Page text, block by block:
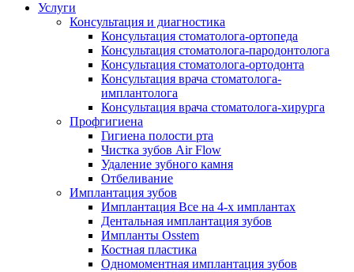
Услуги
Консультация и диагностика
Консультация стоматолога-ортопеда
Консультация стоматолога-пародонтолога
Консультация стоматолога-ортодонта
Консультация врача стоматолога-
имплантолога
Консультация врача стоматолога-хирурга
Профгигиена
Гигиена полости рта
Чистка зубов Air Flow
Удаление зубного камня
Отбеливание
Имплантация зубов
Имплантация Все на 4-х имплантах
Дентальная имплантация зубов
Импланты Osstem
Костная пластика
Одномоментная имплантация зубов